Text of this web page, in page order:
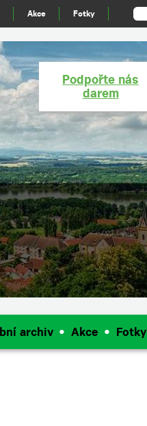
Podpořte nás
darem
archiv Akce Fotky
Akce Fotky